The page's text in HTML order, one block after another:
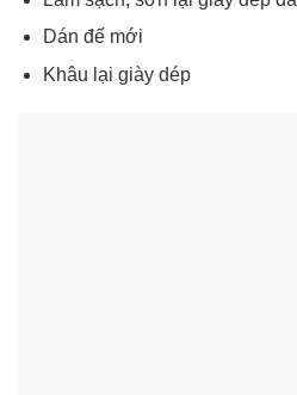
Dán đế mới
Khâu lại giày dép